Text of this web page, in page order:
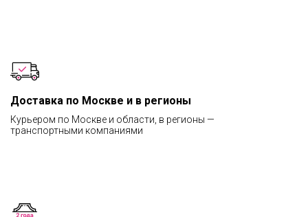
Доставка по Москве и в регионы
Курьером по Москве и области, в регионы —
транспортными компаниями